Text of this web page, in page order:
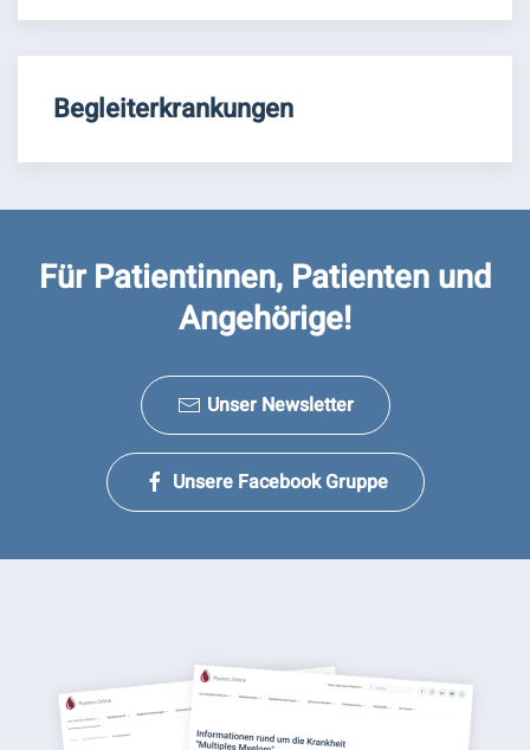
Begleiterkrankungen
Für Patientinnen, Patienten und
Angehörige!
Unser Newsletter
Unsere Facebook Gruppe